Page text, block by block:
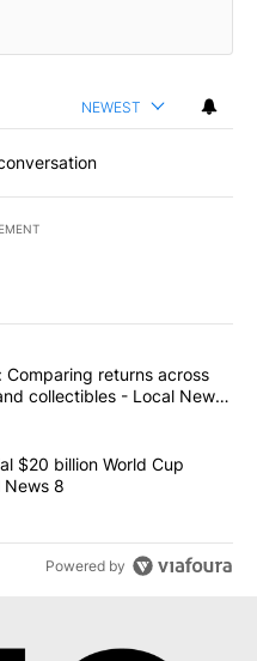
NEWEST
articles in the last
experiment: Comparing
returns across
collectibles - Local News
controversial $20 billion
$20 billion World Cup
News 8
Powered by